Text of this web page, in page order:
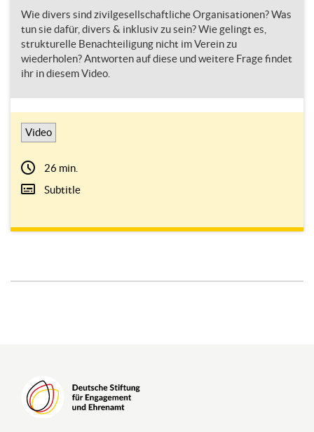
Wie divers sind zivilgesellschaftliche Organisationen? Was
tun sie dafür, divers & inklusiv zu sein? Wie gelingt es,
strukturelle Benachteiligung nicht im Verein zu
wiederholen? Antworten auf diese und weitere Frage findet
ihr in diesem Video.
Video
26 min.
Subtitle